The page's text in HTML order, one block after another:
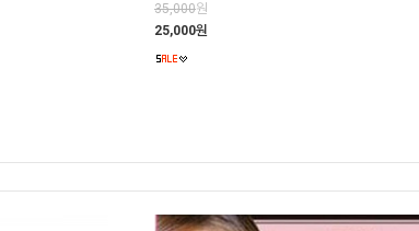
35,000원
25,000원